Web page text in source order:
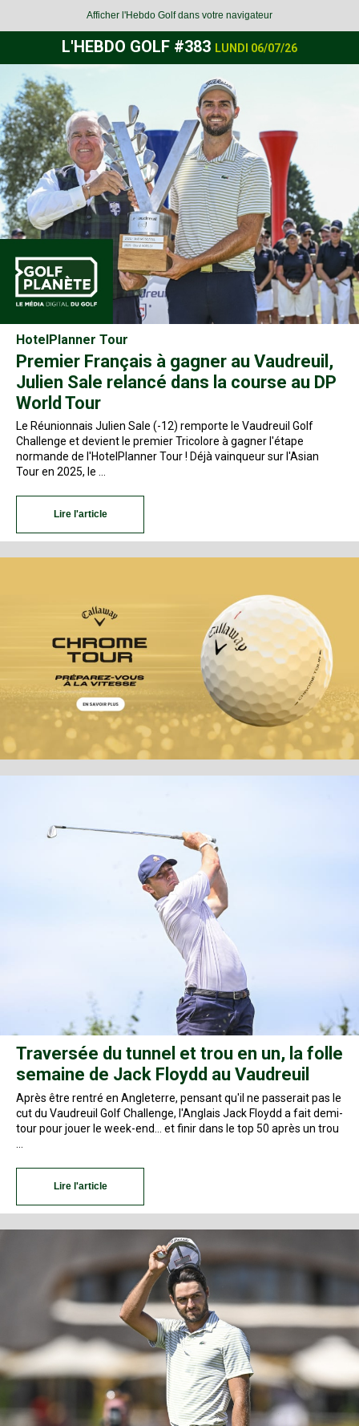
Afficher l'Hebdo Golf dans votre navigateur
L'HEBDO GOLF #383 LUNDI 06/07/26
HotelPlanner Tour
Premier Français à gagner au Vaudreuil,
Julien Sale relancé dans la course au DP
World Tour
Le Réunionnais Julien Sale (-12) remporte le Vaudreuil Golf
Challenge et devient le premier Tricolore à gagner l'étape
normande de l'HotelPlanner Tour ! Déjà vainqueur sur l'Asian
Tour en 2025, le …
Lire l'article
Traversée du tunnel et trou en un, la folle
semaine de Jack Floydd au Vaudreuil
Après être rentré en Angleterre, pensant qu'il ne passerait pas le
cut du Vaudreuil Golf Challenge, l'Anglais Jack Floydd a fait demi-
tour pour jouer le week-end… et finir dans le top 50 après un trou
Lire l'article